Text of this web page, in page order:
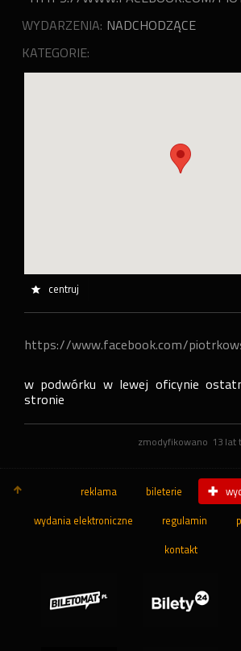
WYDARZENIA: NADCHODZĄCE
KATEGORIE:
centruj
https://www.facebook.com/
w podwórku w lewej oficynie
stronie
zmodyfikowano 13 lat
reklama bileterie
wydania elektroniczne regulamin
kontakt